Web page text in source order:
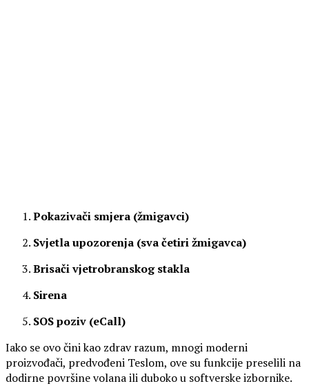
Pokazivači smjera (žmigavci)
Svjetla upozorenja (sva četiri žmigavca)
Brisači vjetrobranskog stakla
Sirena
SOS poziv (eCall)
Iako se ovo čini kao zdrav razum, mnogi moderni
proizvođači, predvođeni Teslom, ove su funkcije preselili na
dodirne površine volana ili duboko u softverske izbornike.